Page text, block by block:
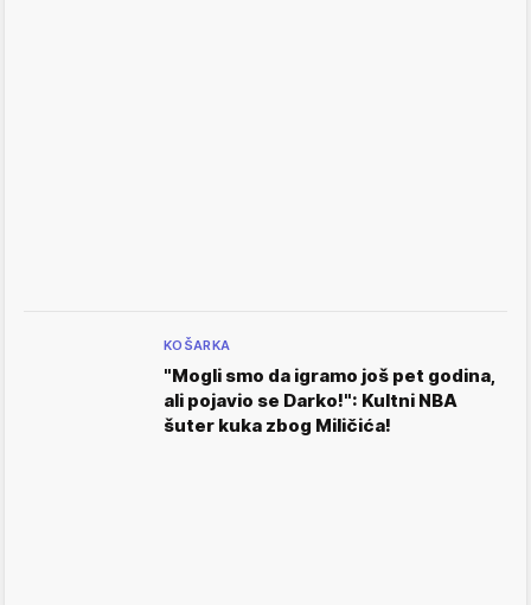
KOŠARKA
"Mogli smo da igramo još pet godina,
ali pojavio se Darko!": Kultni NBA
šuter kuka zbog Miličića!